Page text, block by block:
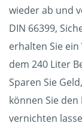
wieder ab und
DIN 66399,
erhalten Sie
dem 240 Liter
Sparen Sie
können Sie
vernichten